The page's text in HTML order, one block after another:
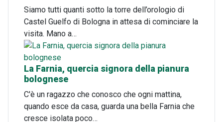
Siamo tutti quanti sotto la torre dell’orologio di
Castel Guelfo di Bologna in attesa di cominciare la
visita. Mano a…
La Farnia, quercia signora della pianura
bolognese
C'è un ragazzo che conosco che ogni mattina,
quando esce da casa, guarda una bella Farnia che
cresce isolata poco…